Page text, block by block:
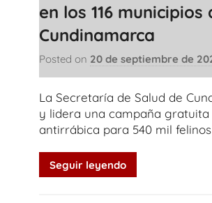
en los 116 municipios
Cundinamarca
Posted on 20 de septiembre de
La Secretaría de Salud de
y lidera una campaña gratuita
antirrábica para 540 mil
Seguir leyendo